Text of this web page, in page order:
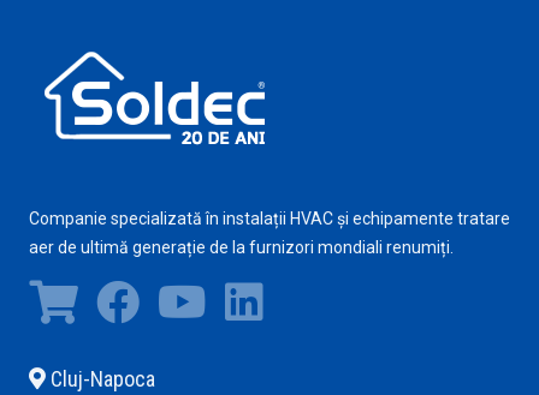
Companie specializată în instalații HVAC și echipamente tratare
aer de ultimă generație de la furnizori mondiali renumiți.
Cluj-Napoca